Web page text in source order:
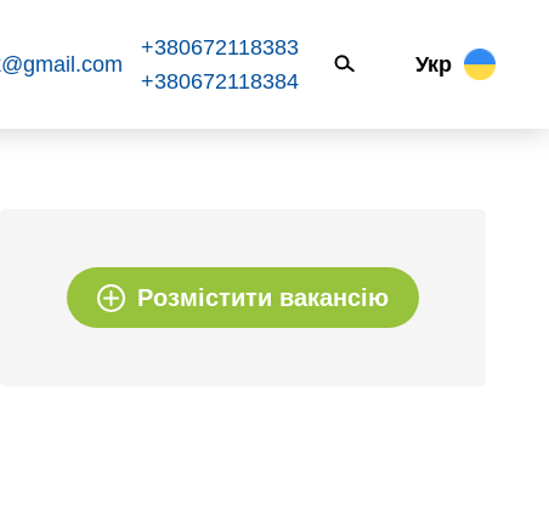
+380672118383
+380672118384
Укр
Розмістити вакансію